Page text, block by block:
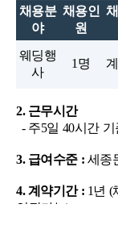
채용분
야
채용인
원
웨딩행
사
1명
2. 근무시간
- 주5일 40시간 기
3. 급여수준 : 세종
4. 계약기간 : 1년 (
연장가능)